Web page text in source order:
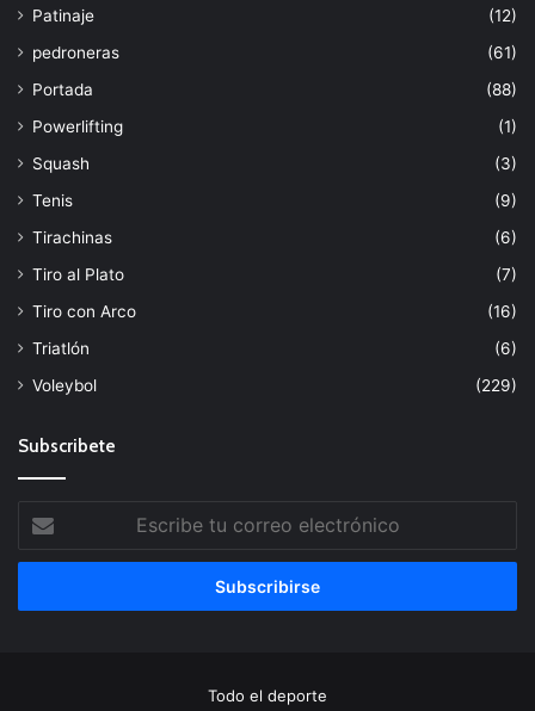
Patinaje
(12)
pedroneras
(61)
Portada
(88)
Powerlifting
(1)
Squash
(3)
Tenis
(9)
Tirachinas
(6)
Tiro al Plato
(7)
Tiro con Arco
(16)
Triatlón
(6)
Voleybol
(229)
Subscribete
tu
correo
Todo el deporte